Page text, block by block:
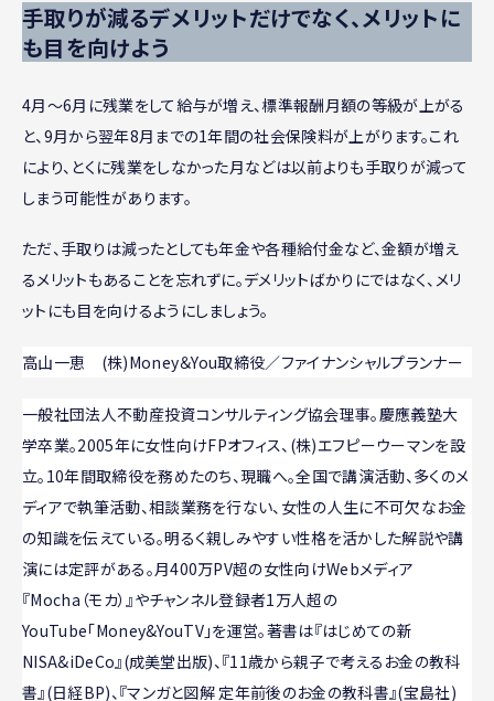
手取りが減るデメリットだけでなく、メリットに
も目を向けよう
4月～6月に残業をして給与が増え、標準報酬月額の等級が上がる
と、9月から翌年8月までの1年間の社会保険料が上がります。これ
により、とくに残業をしなかった月などは以前よりも手取りが減って
しまう可能性があります。
ただ、手取りは減ったとしても年金や各種給付金など、金額が増え
るメリットもあることを忘れずに。デメリットばかりにではなく、メリ
ットにも目を向けるようにしましょう。
高山一恵 (株)Money＆You取締役／ファイナンシャルプランナー
一般社団法人不動産投資コンサルティング協会理事。慶應義塾大
学卒業。2005年に女性向けFPオフィス、(株)エフピーウーマンを設
立。10年間取締役を務めたのち、現職へ。全国で講演活動、多くのメ
ディアで執筆活動、相談業務を行ない、女性の人生に不可欠なお金
の知識を伝えている。明るく親しみやすい性格を活かした解説や講
演には定評がある。月400万PV超の女性向けWebメディア
『Mocha（モカ）』やチャンネル登録者1万人超の
YouTube「Money&YouTV」を運営。著書は『はじめての新
NISA&iDeCo』(成美堂出版)、『11歳から親子で考えるお金の教科
書』(日経BP)、『マンガと図解 定年前後のお金の教科書』(宝島社)